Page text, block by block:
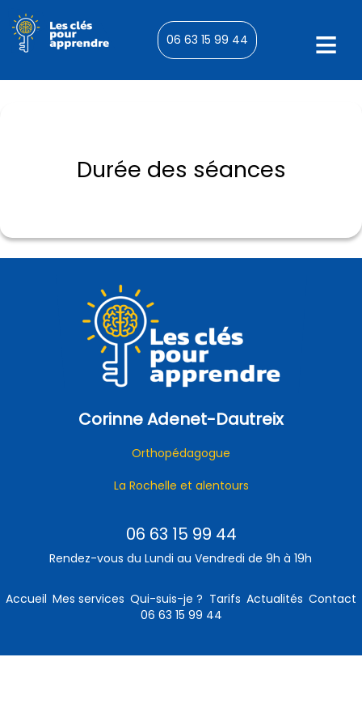
06 63 15 99 44
Durée des séances
Corinne Adenet-Dautreix
Orthopédagogue
La Rochelle et alentours
06 63 15 99 44
Rendez-vous du Lundi au Vendredi de 9h à 19h
Accueil Mes services Qui-suis-je ? Tarifs Actualités Contact
06 63 15 99 44